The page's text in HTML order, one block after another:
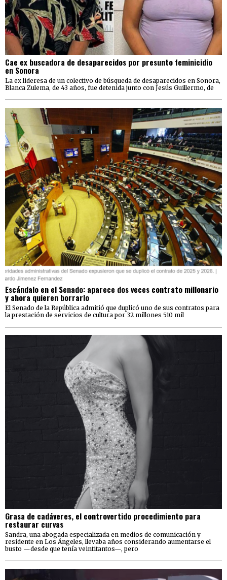
Cae ex buscadora de desaparecidos por presunto feminicidio
en Sonora
La ex lideresa de un colectivo de búsqueda de desaparecidos en Sonora,
Blanca Zulema, de 43 años, fue detenida junto con Jesús Guillermo, de
Escándalo en el Senado: aparece dos veces contrato millonario
y ahora quieren borrarlo
El Senado de la República admitió que duplicó uno de sus contratos para
la prestación de servicios de cultura por 32 millones 510 mil
Grasa de cadáveres, el controvertido procedimiento para
restaurar curvas
Sandra, una abogada especializada en medios de comunicación y
residente en Los Ángeles, llevaba años considerando aumentarse el
busto —desde que tenía veintitantos—, pero